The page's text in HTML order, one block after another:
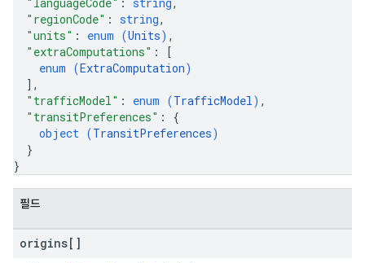
"regionCode" : string,
"units" : enum (Units) ,
"extraComputations" :
[
enum (ExtraComputation)
] ,
"trafficModel" : enum (TrafficModel) ,
"transitPreferences" : {
object (TransitPreferences)
}
}
필드
origins[]